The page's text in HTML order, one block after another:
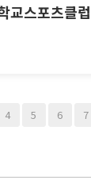
교스포츠클
4 5 6 7